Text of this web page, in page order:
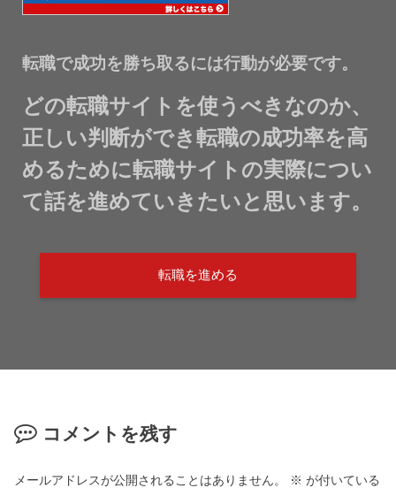
転職で成功を勝ち取るには行動が必要です。
どの転職サイトを使うべきなのか、
正しい判断ができ転職の成功率を高
めるために転職サイトの実際につい
て話を進めていきたいと思います。
転職を進める
コメントを残す
メールアドレスが公開されることはありません。 ※ が付いている